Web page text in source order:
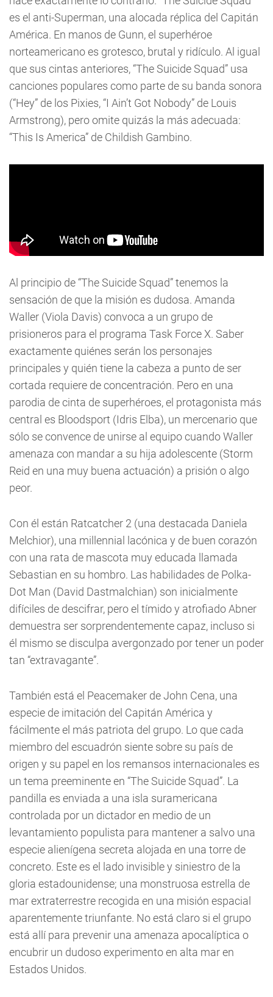
es el anti-Superman, una alocada réplica del Capitán
América. En manos de Gunn, el superhéroe
norteamericano es grotesco, brutal y ridículo. Al igual
que sus cintas anteriores, “The Suicide Squad” usa
canciones populares como parte de su banda sonora
(“Hey” de los Pixies, “I Ain’t Got Nobody” de Louis
Armstrong), pero omite quizás la más adecuada:
“This Is America” de Childish Gambino.
Al principio de “The Suicide Squad” tenemos la
sensación de que la misión es dudosa. Amanda
Waller (Viola Davis) convoca a un grupo de
prisioneros para el programa Task Force X. Saber
exactamente quiénes serán los personajes
principales y quién tiene la cabeza a punto de ser
cortada requiere de concentración. Pero en una
parodia de cinta de superhéroes, el protagonista más
central es Bloodsport (Idris Elba), un mercenario que
sólo se convence de unirse al equipo cuando Waller
amenaza con mandar a su hija adolescente (Storm
Reid en una muy buena actuación) a prisión o algo
peor.
Con él están Ratcatcher 2 (una destacada Daniela
Melchior), una millennial lacónica y de buen corazón
con una rata de mascota muy educada llamada
Sebastian en su hombro. Las habilidades de Polka-
Dot Man (David Dastmalchian) son inicialmente
difíciles de descifrar, pero el tímido y atrofiado Abner
demuestra ser sorprendentemente capaz, incluso si
él mismo se disculpa avergonzado por tener un poder
tan “extravagante”.
También está el Peacemaker de John Cena, una
especie de imitación del Capitán América y
fácilmente el más patriota del grupo. Lo que cada
miembro del escuadrón siente sobre su país de
origen y su papel en los remansos internacionales es
un tema preeminente en “The Suicide Squad”. La
pandilla es enviada a una isla suramericana
controlada por un dictador en medio de un
levantamiento populista para mantener a salvo una
especie alienígena secreta alojada en una torre de
concreto. Este es el lado invisible y siniestro de la
gloria estadounidense; una monstruosa estrella de
mar extraterrestre recogida en una misión espacial
aparentemente triunfante. No está claro si el grupo
está allí para prevenir una amenaza apocalíptica o
encubrir un dudoso experimento en alta mar en
Estados Unidos.